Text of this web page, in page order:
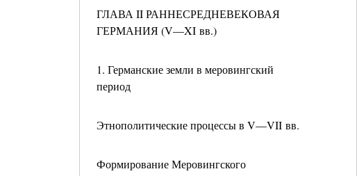
ГЛАВА II РАННЕСРЕДНЕВЕКОВАЯ
ГЕРМАНИЯ (V—XI вв.)
1. Германские земли в меровингский
период
Этнополитические процессы в V—VII вв.
Формирование Меровингского